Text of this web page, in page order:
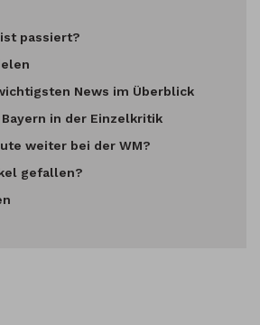
ist passiert?
News im Überblick
in der Einzelkritik
weiter bei der WM?
gefallen?